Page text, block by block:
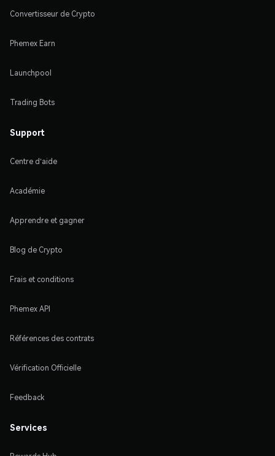
Convertisseur de Crypto
Phemex Earn
Launchpool
Trading Bots
Support
Centre d'aide
Académie
Apprendre et gagner
Blog de Crypto
Frais et conditions
Phemex API
Références des contrats
Vérification Officielle
Feedback
Services